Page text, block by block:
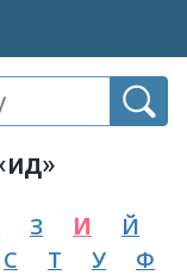
З И
Й
С Т У
Ф